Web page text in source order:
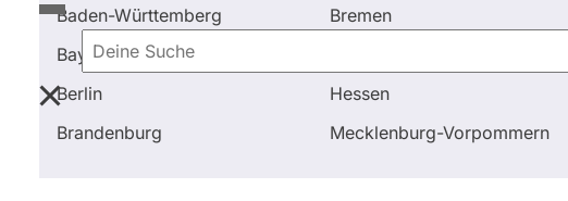
Baden-Württemberg
Bayern
Berlin
Brandenburg
Bremen
Hessen
Mecklenburg-Vorpommern
Deine
Suche
Startseite Kampagnen Erfolgreicher Protest: